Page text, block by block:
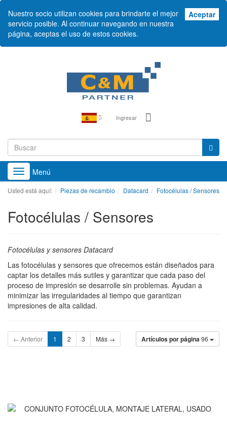
Aceptar
Nuestro socio utilizan cookies para brindarte el mejor
servicio posible. Al continuar navegando en nuestra
página, aceptas el uso de estos cookies.
Ingresar
Toggle
navigation
Menú
Usted está aquí: Piezas de recambio Datacard Fotocélulas / Sensores
Fotocélulas / Sensores
Fotocélulas y sensores Datacard
Las fotocélulas y sensores que ofrecemos están diseñados para
captar los detalles más sutiles y garantizar que cada paso del
proceso de impresión se desarrolle sin problemas. Ayudan a
minimizar las irregularidades al tiempo que garantizan
impresiones de alta calidad.
← Anterior 1 2 3 Más → Artículos por página96